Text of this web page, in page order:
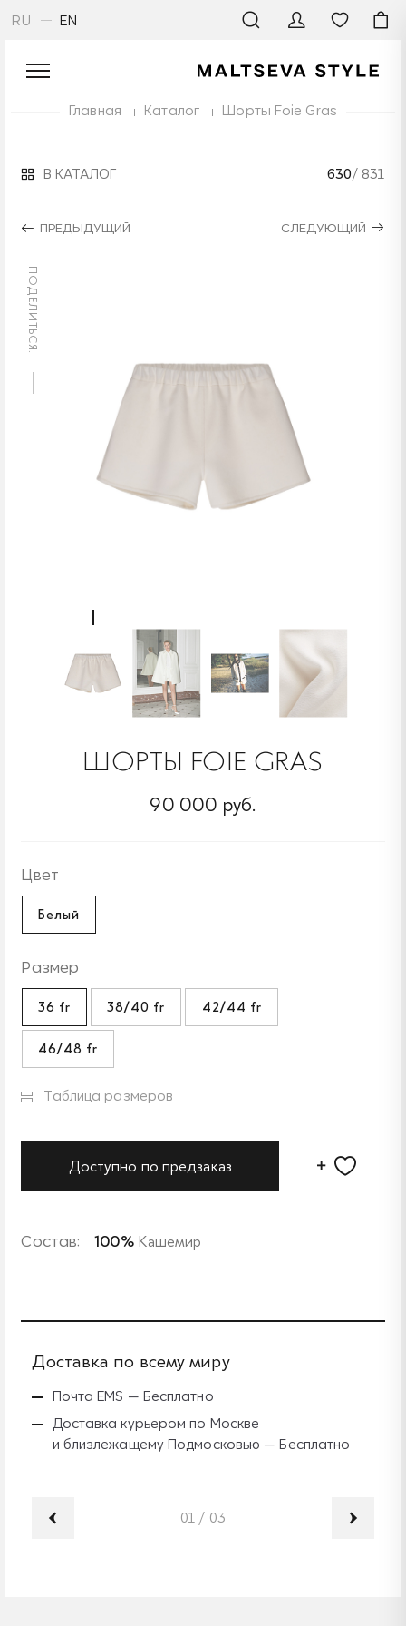
RU EN
Главная Каталог Шорты Foie Gras
В КАТАЛОГ
ПРЕДЫДУЩИЙ
630/ 831
СЛЕДУЮЩИЙ
ПОДЕЛИТЬСЯ:
ШОРТЫ FOIE GRAS
90 000 руб.
Цвет
Белый
Размер
36 fr 38/40 fr 42/44 fr
46/48 fr
Таблица размеров
Доступно по предзаказ
Состав: 100%Кашемир
Доставка по всему миру
Почта EMS — Бесплатно
Доставка курьером по Москве
и близлежащему Подмосковью — Бесплатно
01 / 03